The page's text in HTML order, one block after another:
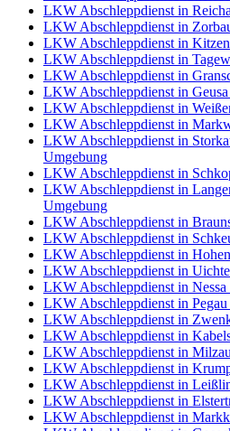
LKW Abschleppdienst in
LKW Abschleppdienst in
LKW Abschleppdienst in
LKW Abschleppdienst in
LKW Abschleppdienst in
LKW Abschleppdienst in
LKW Abschleppdienst in
LKW Abschleppdienst in
LKW Abschleppdienst in
Umgebung
LKW Abschleppdienst in
LKW Abschleppdienst in
Umgebung
LKW Abschleppdienst in
LKW Abschleppdienst in
LKW Abschleppdienst in
LKW Abschleppdienst in
LKW Abschleppdienst in
LKW Abschleppdienst in
LKW Abschleppdienst in
LKW Abschleppdienst in
LKW Abschleppdienst in
LKW Abschleppdienst in
LKW Abschleppdienst in
LKW Abschleppdienst in
LKW Abschleppdienst in